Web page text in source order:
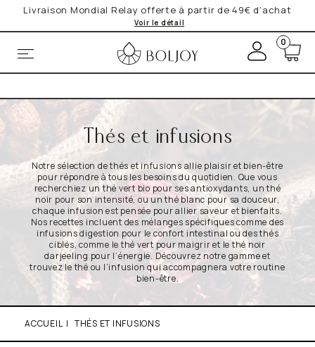
Livraison Mondial Relay offerte à partir de 49€ d’achat
Voir le détail
contact@boljoy.com
M
n
o
m
0
Thés et infusions
Notre sélection de thés et infusions allie plaisir et bien-être
pour répondre à tous les besoins du quotidien. Que vous
recherchiez un thé vert bio pour ses antioxydants, un thé
noir pour son intensité, ou un thé blanc pour sa douceur,
chaque infusion est pensée pour allier saveur et bienfaits.
Nos recettes incluent des mélanges spécifiques comme des
infusions digestion pour le confort intestinal ou des thés
ciblés, comme le thé vert pour maigrir et le thé noir
darjeeling pour l’énergie. Découvrez notre gamme et
trouvez le thé ou l’infusion qui accompagnera votre routine
bien-être.
ACCUEIL | THÉS ET INFUSIONS
+
vous fournir le service de Newsletter que vous avez
expressément demandé. Vos données sont en sécurité avec
Lire la Politique de Confidentialité
pour de plus amples informations.